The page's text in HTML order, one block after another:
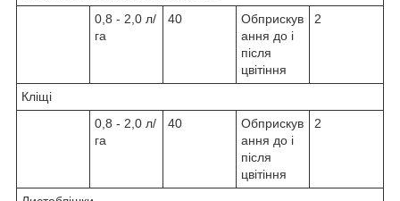
0,8 - 2,0 л/
га
40
Обприскув
ання до і
після
цвітіння
2
Кліщі
0,8 - 2,0 л/
га
40
Обприскув
ання до і
після
цвітіння
2